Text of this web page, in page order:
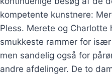
kompetente kunstnere:
Pless. Merete og
smukkeste rammer for
men sandelig også for
andre afdelinger. De to